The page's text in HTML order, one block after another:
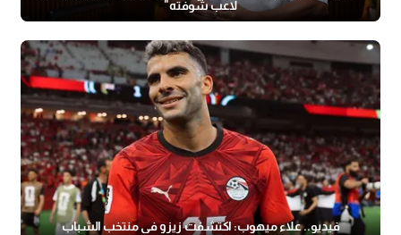
لاعب شوفته"
فيديو.. علاء ميهوب: اكتشفت زيزو في منتخب الشباب